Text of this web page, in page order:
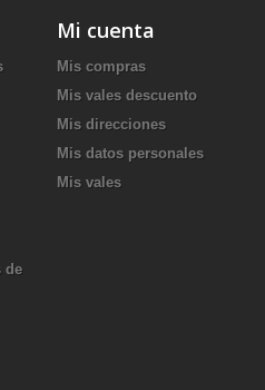
de
Mi cuenta
Mis compras
Mis vales descuento
Mis direcciones
Mis datos personales
Mis vales